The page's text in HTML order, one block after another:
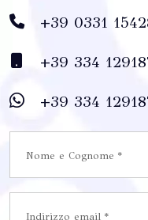
+39 0331
+39 334
+39 334